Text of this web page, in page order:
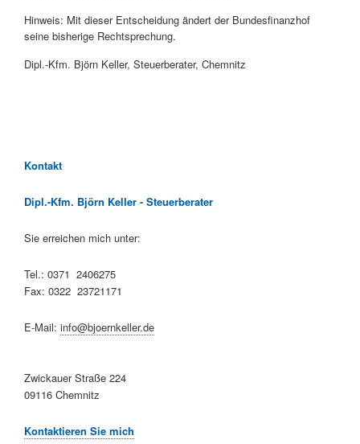
Hinweis: Mit dieser Entscheidung ändert der Bundesfinanzhof
seine bisherige Rechtsprechung.
Dipl.-Kfm. Björn Keller, Steuerberater, Chemnitz
Kontakt
Dipl.-Kfm. Björn Keller - Steuerberater
Sie erreichen mich unter:
Tel.: 0371 2406275
Fax: 0322 23721171
E-Mail: info@bjoernkeller.de
Zwickauer Straße 224
09116 Chemnitz
Kontaktieren Sie mich